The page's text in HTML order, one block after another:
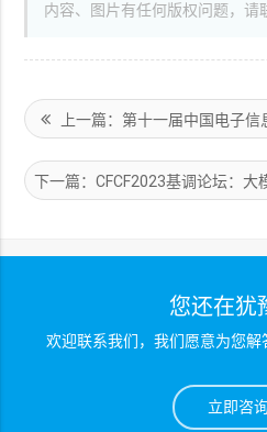
内容、图片有任何版权问题，请
上一篇：第十一届中国电子信息
您还在犹
欢迎联系我们，我们愿意为您解
立即咨